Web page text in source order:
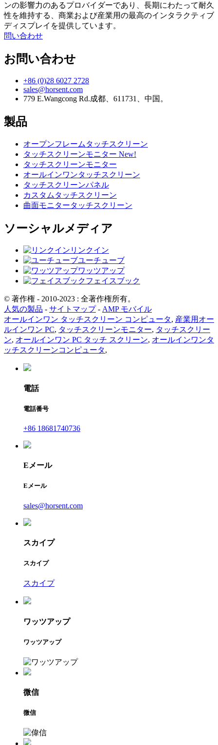
ンの影響力のあるプロバイダーであり、長期にわたって耐久
性を維持する、商業および産業用の最高のインタラクティブ
ディスプレイを提供しています。
問い合わせ
お問い合わせ
+86 (0)28 6027 2728
sales@horsent.com
779 E.Wangcong Rd.成都、611731、中国。
製品
オープンフレームタッチスクリーン
タッチスクリーンモニター New!
タッチスクリーンモニター
オールインワンタッチスクリーン
タッチスクリーンパネル
カスタムタッチスクリーン
曲面モニタータッチスクリーン
ソーシャルメディア
リンクイン
ユーチューブ
ワッツアップ
フェイスブック
© 著作権 - 2010-2023 : 全著作権所有。
人気の製品 - サイトマップ- AMP モバイル
オールインワン タッチスクリーン コンピュータ, 産業用オー
ルインワン PC, タッチスクリーンモニター, タッチスクリー
ン, オールインワン PC タッチ スクリーン, オールインワンタ
ッチスクリーンコンピュータ,
電話
電話番号
+86 18681740736
Eメール
Eメール
sales@horsent.com
スカイプ
スカイプ
スカイプ
ワッツアップ
ワッツアップ
微信
微信